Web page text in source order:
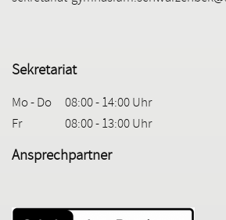
Sekretariat
Mo - Do
08:00 - 14:00 Uhr
Fr
08:00 - 13:00 Uhr
Ansprechpartner